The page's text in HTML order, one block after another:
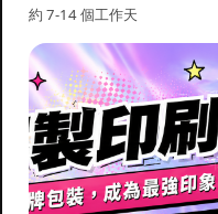
約 7-14 個工作天